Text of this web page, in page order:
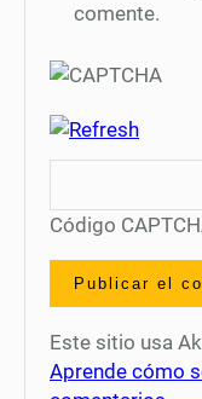
comente.
Código
Este sitio usa
Aprende cómo